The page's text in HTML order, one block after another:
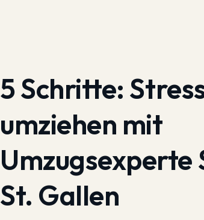
5 Schritte:
umziehen mit
Umzugsexperte
St. Gallen